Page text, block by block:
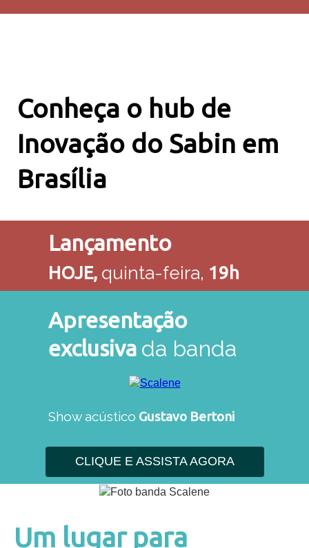
Conheça o hub de
Inovação do Sabin em
Brasília
Lançamento
HOJE, quinta-feira, 19h
Apresentação
exclusiva da banda
Show acústico Gustavo Bertoni
CLIQUE E ASSISTA AGORA
Um lugar para